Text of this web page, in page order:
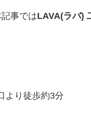
事ではLAVA(ラバ)
より徒歩約3分